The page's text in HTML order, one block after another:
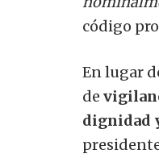
código
En lugar
de
dignidad